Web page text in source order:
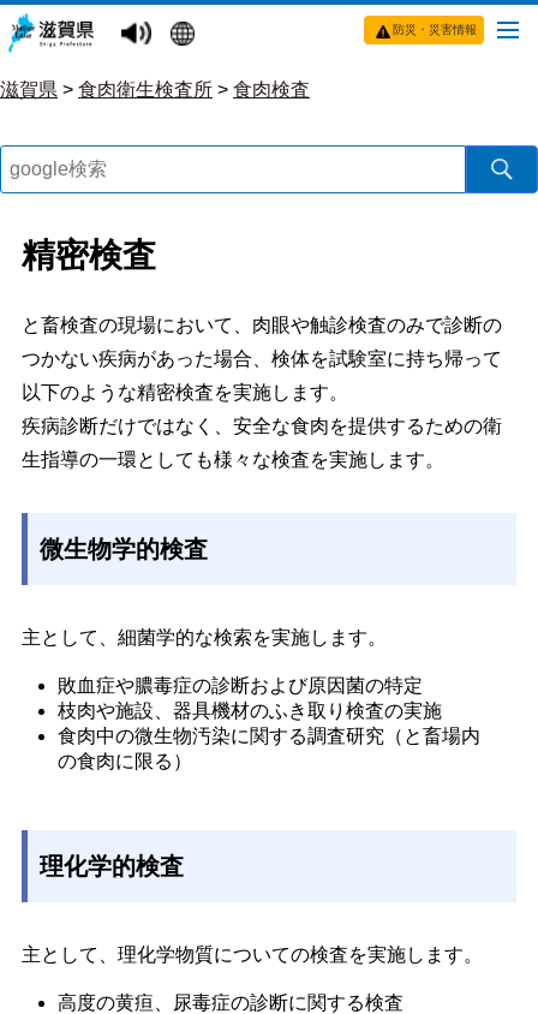
防災・災害情報
滋賀県 > 食肉衛生検査所 > 食肉検査
精密検査
と畜検査の現場において、肉眼や触診検査のみで診断の
つかない疾病があった場合、検体を試験室に持ち帰って
以下のような精密検査を実施します。
疾病診断だけではなく、安全な食肉を提供するための衛
生指導の一環としても様々な検査を実施します。
微生物学的検査
主として、細菌学的な検索を実施します。
敗血症や膿毒症の診断および原因菌の特定
枝肉や施設、器具機材のふき取り検査の実施
食肉中の微生物汚染に関する調査研究（と畜場内
の食肉に限る）
理化学的検査
主として、理化学物質についての検査を実施します。
高度の黄疸、尿毒症の診断に関する検査